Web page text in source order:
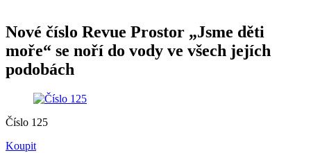
Nové číslo Revue Prostor „Jsme děti
moře“ se noří do vody ve všech jejích
podobách
Číslo 125
Koupit